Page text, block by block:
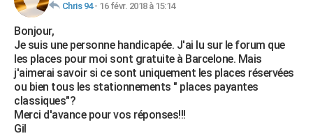
Retraite
Impôts
Epargne
Immobilier
Risques naturels par ville
Banque
Assurance
Crédit
AUTO
Essais
Réserver un essai
Citadines
Berlines
SUV
Forum auto
+HIGH-TECH
Mobiles
Meilleur smartphone
Internet
Ordinateurs
Jeux vidéo
Guide high-tech
+BRICOLAGE
Forum
Aménagement intérieur
Extérieur
Cuisine
Salle de bains
Jardinage
Rangement
WEEK-END
Guides de France
Escapades
Patrimoine
Expositions
Musées
Week-end nature
+LIFESTYLE
Chris 94- 16 févr. 2018 à 15:14
Bonjour,
Je suis une personne handicapée. J'ai lu sur le forum que
les places pour moi sont gratuite à Barcelone. Mais
j'aimerai savoir si ce sont uniquement les places réservées
ou bien tous les stationnements " places payantes
classiques"?
Merci d'avance pour vos réponses!!!
Gil